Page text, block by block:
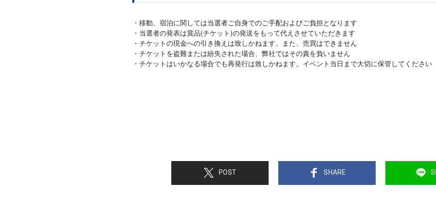
移動、宿泊に関しては当選者ご自身でのご手配およびご負担となります
当選者の発表は賞品(チケット)の発送をもって代えさせていただきます
チケットの現金への引き換えは致しかねます。また、売買はできません
チケットを盗難または紛失された場合、弊社ではその責を負いません
チケットはいかなる場合でも再発行は致しかねます。イベント当日まで大切に保管してください
POST SHARE